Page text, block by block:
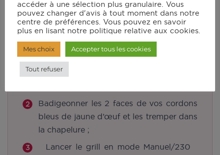
Instructions
Étaler bien à plat les escalopes, déposer
dessus le jambon et le fromage et replier
Badigeonner les 2 faces de vos cordons
bleus de jaune d’œuf et les tremper dans
la chapelure ;
Lancer le grill en mode Manuel/230
accéder à une sélection plus granulaire. Vous
pouvez changer d'avis à tout moment dans notre
centre de préférences. Vous pouvez en savoir
plus en lisant notre politique relative aux cookies.
Mes choix Accepter tous les cookies
Tout refuser